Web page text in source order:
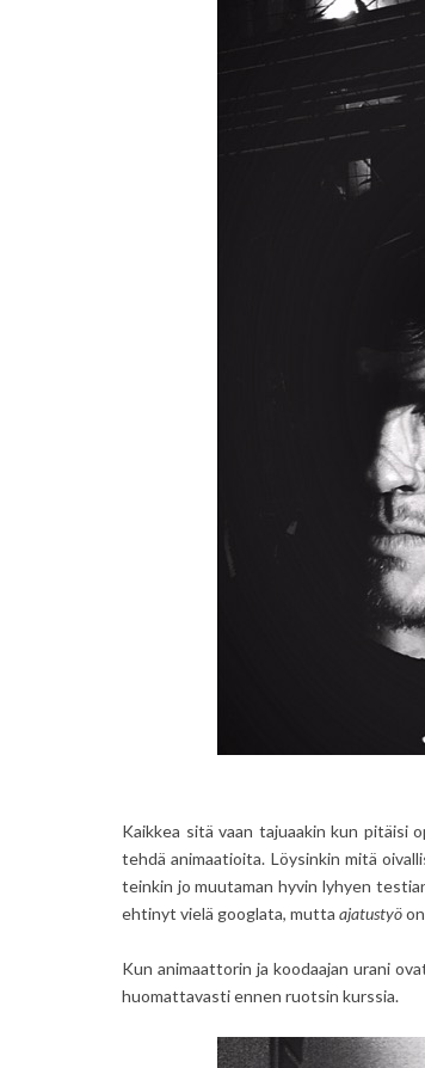
Kaikkea sitä vaan tajuaakin kun pitäisi
tehdä animaatioita. Löysinkin mitä
teinkin jo muutaman hyvin lyhyen
ehtinyt vielä googlata, mutta ajatustyö
Kun animaattorin ja koodaajan urani
huomattavasti ennen ruotsin kurssia.